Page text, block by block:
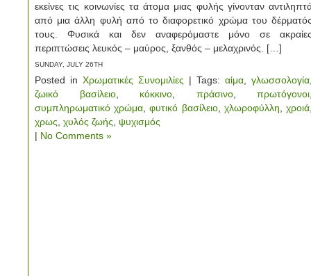
εκείνες τις κοινωνίες τα άτομα μιας φυλής γίνονταν
από μια άλλη φυλή από το διαφορετικό χρώμα του
τους. Φυσικά και δεν αναφερόμαστε μόνο σε
περιπτώσεις λευκός – μαύρος, ξανθός – μελαχρινός. […]
SUNDAY, JULY 26TH
Posted in Χρωματικές Συνομιλίες | Tags: αίμα γλωσσολογία
ζωικό βασίλειο, κόκκινο πράσινο, πρωτόγονοι
συμπληρωματικό χρώμα ,φυτικό βασίλειο, χλωροφύλλη ,χροιά
χρως χυλός ζωής
ψυχισμός
| No Comments »